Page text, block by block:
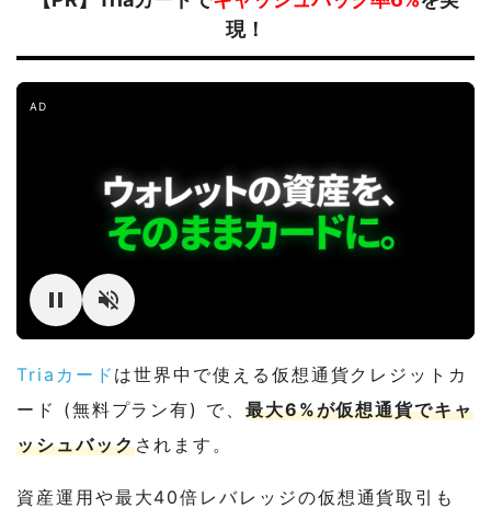
現！
AD
Triaカード は世界中で使える仮想通貨クレジットカ
ード (無料プラン有) で、 最大6%が仮想通貨でキャ
ッシュバックされます。
資産運用や最大40倍レバレッジの仮想通貨取引も